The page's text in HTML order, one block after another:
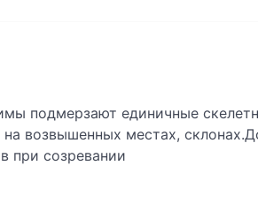
подмерзают единичные
возвышенных местах,
при созревании